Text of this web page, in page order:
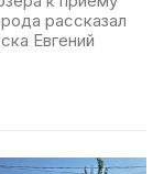
рассказал
Евгений